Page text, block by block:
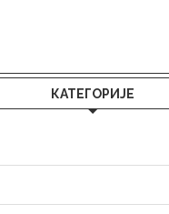
КАТЕГОРИЈЕ